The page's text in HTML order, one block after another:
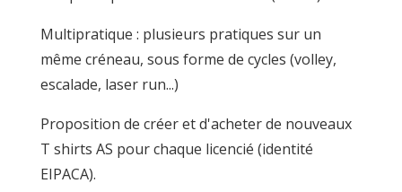
Multipratique : plusieurs pratiques sur un
même créneau, sous forme de cycles (volley,
escalade, laser run...)
Proposition de créer et d'acheter de nouveaux
T shirts AS pour chaque licencié (identité
EIPACA).